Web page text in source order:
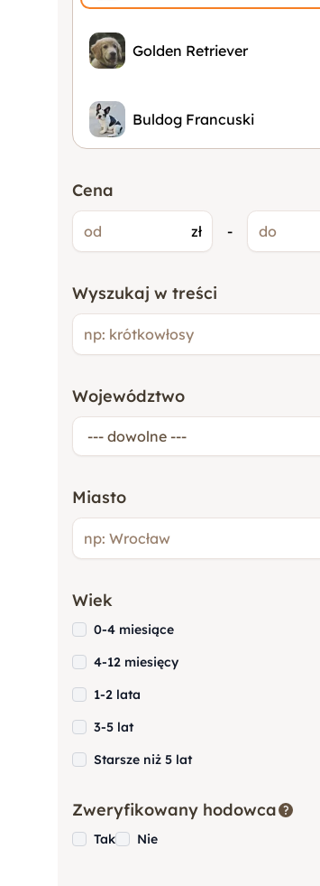
Golden Retriever
Buldog Francuski
Pudel
Bokser
Cocker Spaniel
Rottweiler
Yorkshire Terrier (York)
Amstaff (American
Terrier)
Cena
zł -
Wyszukaj w treści
Województwo
Miasto
Wiek
0-4 miesiące
4-12 miesięcy
1-2 lata
3-5 lat
Starsze niż 5 lat
Zweryfikowany hodowca
Tak Nie